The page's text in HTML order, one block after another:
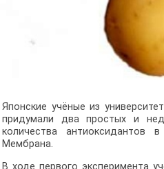
Японские учёные из
придумали два простых и
количества антиоксидантов
Мембрана.
В ходе первого эксперимента